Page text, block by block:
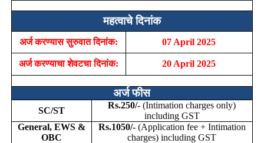
महत्वाचे दिनांक
अर्ज करण्यास सुरुवात दिनांक: 07 April 2025
अर्ज करण्याचा शेवटचा दिनांक: 20 April 2025
अर्ज फीस
SC/ST
Rs.250/- (Intimation charges only)
including GST
General, EWS &
OBC
Rs.1050/-(Application fee + Intimation
charges) including GST